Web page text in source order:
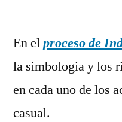
En elproceso de
la simbologia y los
en cada uno de los
casual.